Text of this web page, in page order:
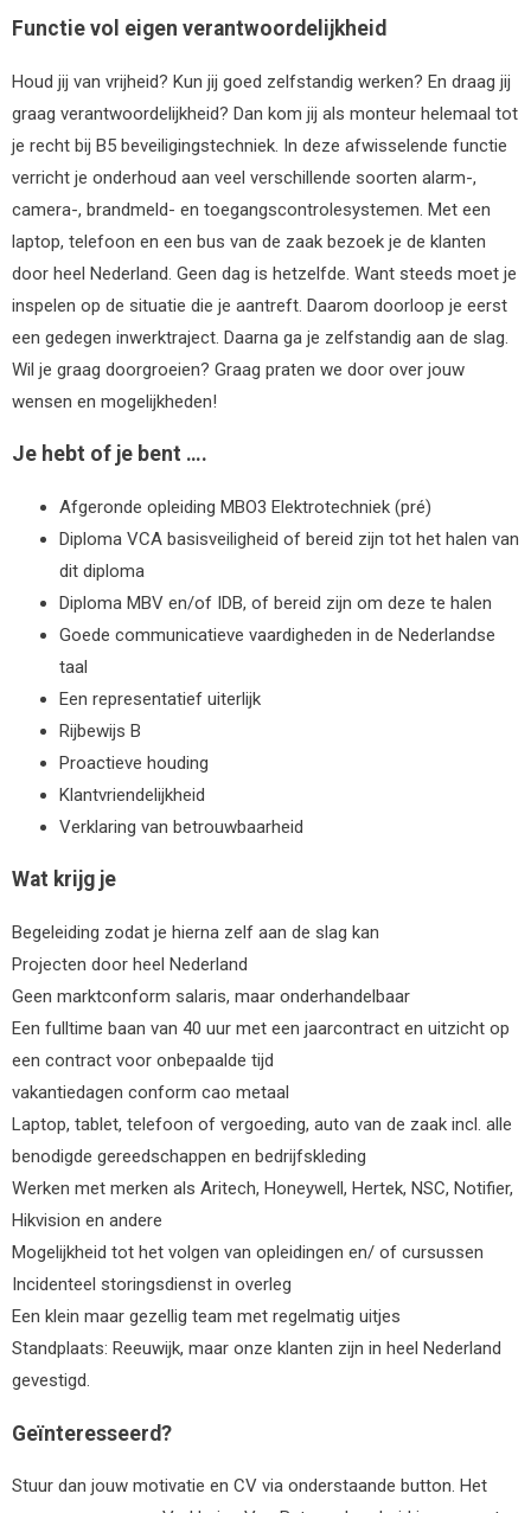
Functie vol eigen verantwoordelijkheid
Houd jij van vrijheid? Kun jij goed zelfstandig werken? En draag jij
graag verantwoordelijkheid? Dan kom jij als monteur helemaal tot
je recht bij B5 beveiligingstechniek. In deze afwisselende functie
verricht je onderhoud aan veel verschillende soorten alarm-,
camera-, brandmeld- en toegangscontrolesystemen. Met een
laptop, telefoon en een bus van de zaak bezoek je de klanten
door heel Nederland. Geen dag is hetzelfde. Want steeds moet je
inspelen op de situatie die je aantreft. Daarom doorloop je eerst
een gedegen inwerktraject. Daarna ga je zelfstandig aan de slag.
Wil je graag doorgroeien? Graag praten we door over jouw
wensen en mogelijkheden!
Je hebt of je bent ….
Afgeronde opleiding MBO3 Elektrotechniek (pré)
Diploma VCA basisveiligheid of bereid zijn tot het halen van
dit diploma
Diploma MBV en/of IDB, of bereid zijn om deze te halen
Goede communicatieve vaardigheden in de Nederlandse
taal
Een representatief uiterlijk
Rijbewijs B
Proactieve houding
Klantvriendelijkheid
Verklaring van betrouwbaarheid
Wat krijg je
Begeleiding zodat je hierna zelf aan de slag kan
Projecten door heel Nederland
Geen marktconform salaris, maar onderhandelbaar
Een fulltime baan van 40 uur met een jaarcontract en uitzicht op
een contract voor onbepaalde tijd
vakantiedagen conform cao metaal
Laptop, tablet, telefoon of vergoeding, auto van de zaak incl. alle
benodigde gereedschappen en bedrijfskleding
Werken met merken als Aritech, Honeywell, Hertek, NSC, Notifier,
Hikvision en andere
Mogelijkheid tot het volgen van opleidingen en/ of cursussen
Incidenteel storingsdienst in overleg
Een klein maar gezellig team met regelmatig uitjes
Standplaats: Reeuwijk, maar onze klanten zijn in heel Nederland
gevestigd.
Geïnteresseerd?
Stuur dan jouw motivatie en CV via onderstaande button. Het